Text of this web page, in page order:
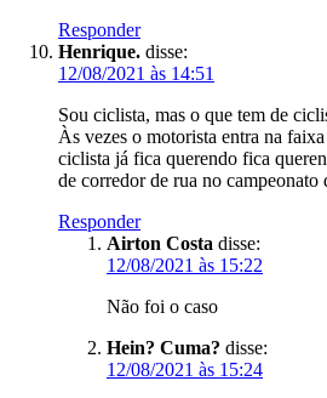
Responder
Henrique. disse:
12/08/2021 às 14:51
Sou ciclista, mas o que tem de
Às vezes o motorista entra na
ciclista já fica querendo fica
de corredor de rua no campeonato
Responder
Airton Costa disse:
12/08/2021 às 15:22
Não foi o caso
Hein? Cuma? disse:
12/08/2021 às 15:24